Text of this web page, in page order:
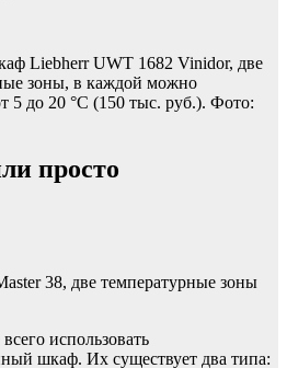
Liebherr UWT 1682 Vinidor, две
зоны, в каждой можно
5 до 20 °С (150 тыс. руб.). Фото:
просто
38, две температурные зоны
использовать
шкаф. Их существует два типа: